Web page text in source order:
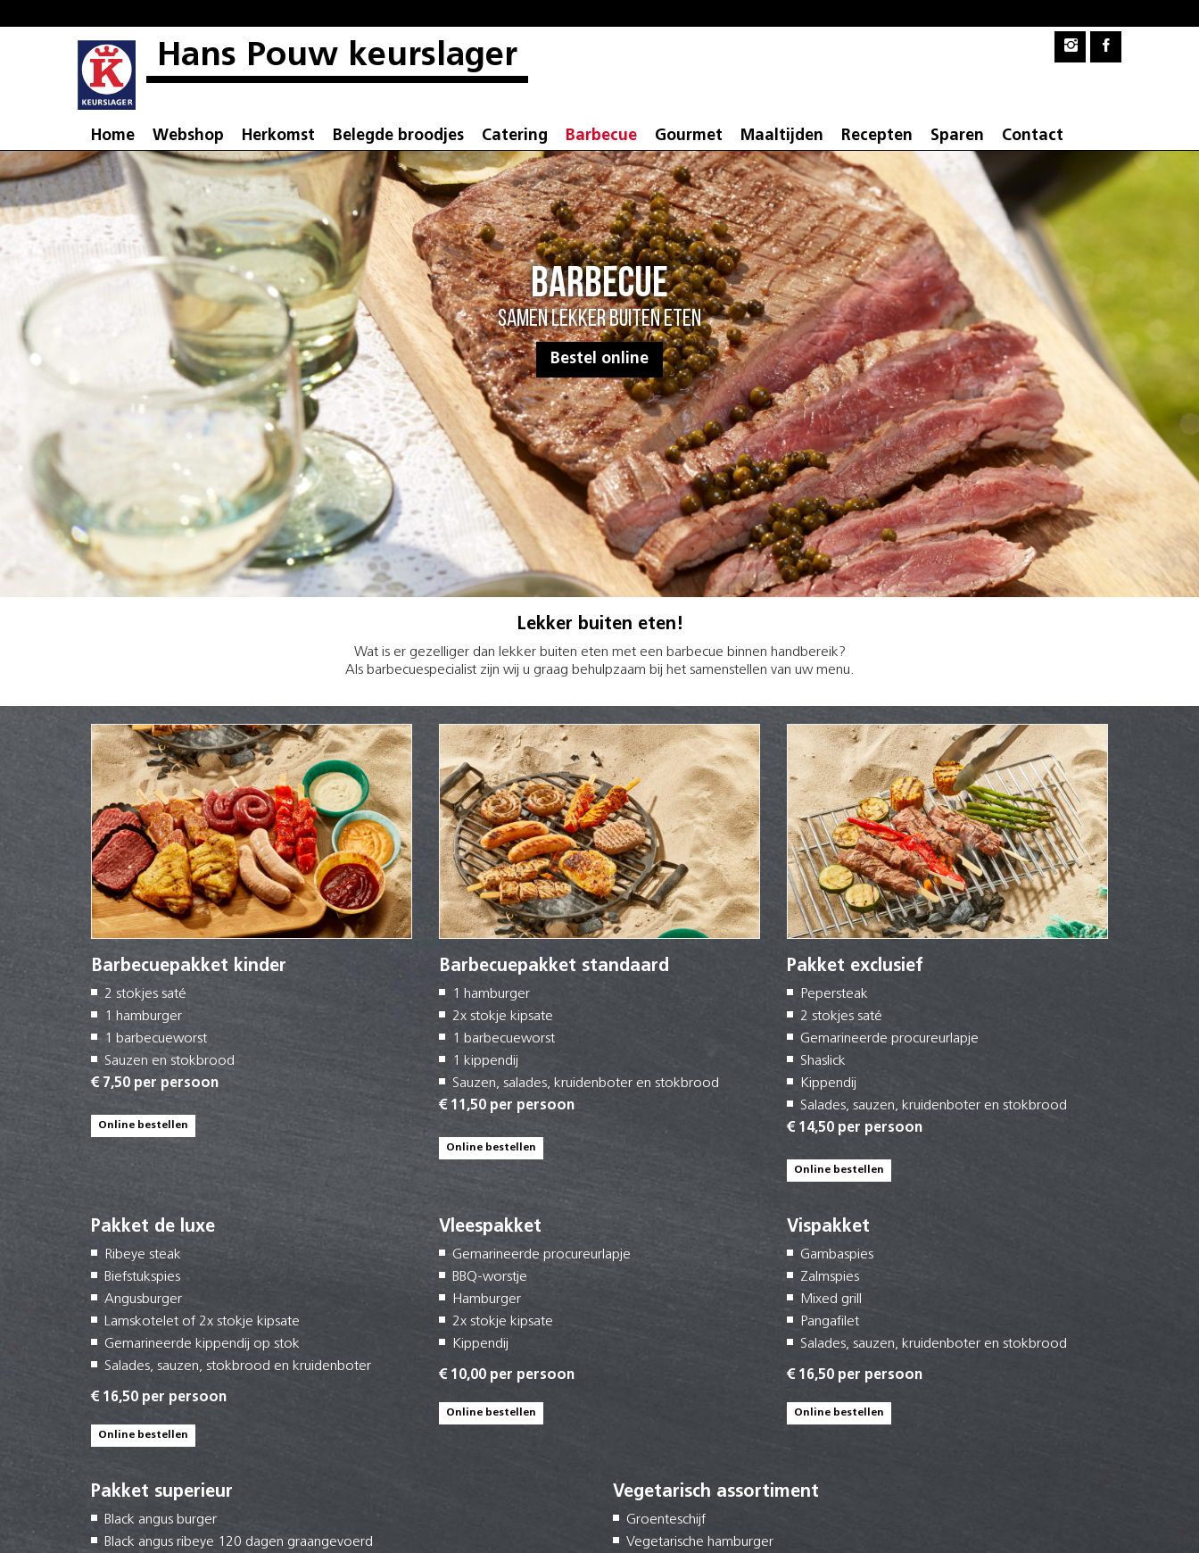
Hans Pouw keurslager
Home Webshop Herkomst Belegde broodjes Catering Barbecue Gourmet Maaltijden Recepten Sparen Contact
Samen lekker buiten eten
Steek de BBQ maar aan!
Bestel online
Lekker buiten eten!
Wat is er gezelliger dan lekker buiten eten met een barbecue binnen handbereik?
Als barbecuespecialist zijn wij u graag behulpzaam bij het samenstellen van uw menu.
Barbecuepakket kinder
2 stokjes saté
1 hamburger
1 barbecueworst
Sauzen en stokbrood
€ 7,50 per persoon
Online bestellen
Barbecuepakket standaard
1 hamburger
2x stokje kipsate
1 barbecueworst
1 kippendij
Sauzen, salades, kruidenboter en stokbrood
€ 11,50 per persoon
Online bestellen
Pakket exclusief
Pepersteak
2 stokjes saté
Gemarineerde procureurlapje
Shaslick
Kippendij
Salades, sauzen, kruidenboter en stokbrood
€ 14,50 per persoon
Online bestellen
Pakket de luxe
Ribeye steak
Biefstukspies
Angusburger
Lamskotelet of 2x stokje kipsate
Gemarineerde kippendij op stok
Salades, sauzen, stokbrood en kruidenboter
€ 16,50 per persoon
Online bestellen
Vleespakket
Gemarineerde procureurlapje
BBQ-worstje
Hamburger
2x stokje kipsate
Kippendij
€ 10,00 per persoon
Online bestellen
Vispakket
Gambaspies
Zalmspies
Mixed grill
Pangafilet
Salades, sauzen, kruidenboter en stokbrood
€ 16,50 per persoon
Online bestellen
Pakket superieur
Black angus burger
Black angus ribeye 120 dagen graangevoerd
Vegetarisch assortiment
Groenteschijf
Vegetarische hamburger